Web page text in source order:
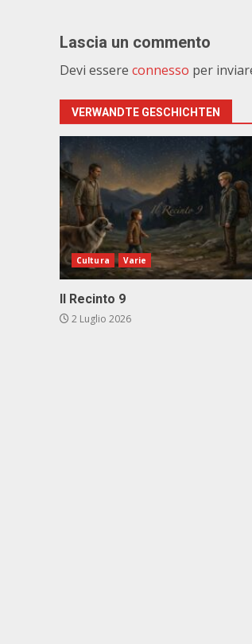
Lascia un commento
Devi essere connesso per
VERWANDTE GESCHICHTEN
Cultura Varie
Il Recinto 9
2 Luglio 2026